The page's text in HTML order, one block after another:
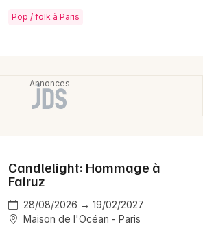
Pop / folk à Paris
Candlelight: Hommage à
Fairuz
28/08/2026 → 19/02/2027
Maison de l'Océan - Paris